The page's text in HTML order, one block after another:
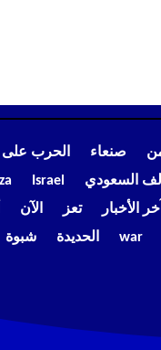
صنعاء الحرب على
السعودي Israel
آخر الأخبار تعز الآن
war الحديدة شبوة